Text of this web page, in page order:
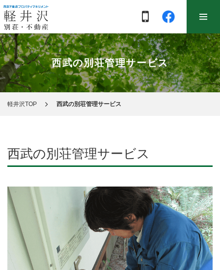
西武の別荘管理サービス
軽井沢TOP 西武の別荘管理サービス
西武の別荘管理サービス